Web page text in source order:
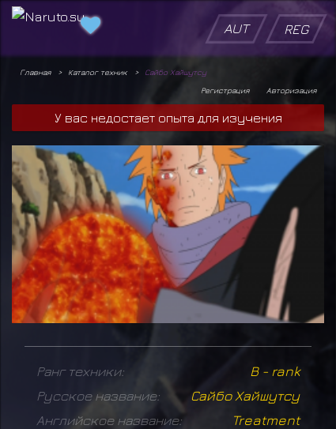
AUT REG
Главная Каталог техник
Сайбо Хайшутсу
Авторизация
Регистрация
У вас недостает опыта для изучения
Ранг техники:
B - rank
Русское название:
Сайбо Хайшутсу
Английское название:
Treatment